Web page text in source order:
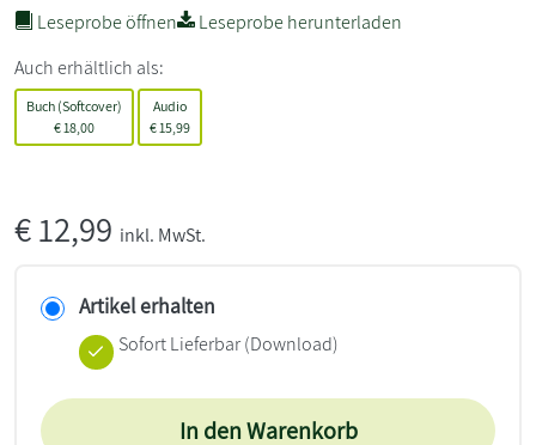
Leseprobe öffnen
Leseprobe herunterladen
Auch erhältlich als:
Buch (Softcover)
€ 18,00
Audio
€ 15,99
€12,99 inkl. MwSt.
Artikel erhalten
Sofort Lieferbar (Download)
In den Warenkorb